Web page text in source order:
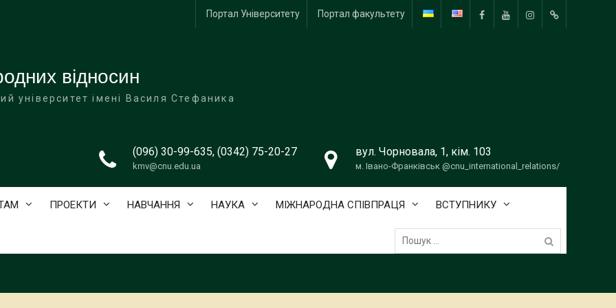
YouTubeInstagramTelegram
Портал Університету Портал факультету
відносин
університет імені Василя Стефаника
(096) 30-99-635, (0342) 75-20-27
kmv@cnu.edu.ua
вул. Чорновала, 1, кім. 103
м. Івано-Франківськ @cnu_international_relations/
ПРОЕКТИ НАВЧАННЯ НАУКА МІЖНАРОДНА СПІВПРАЦЯ ВСТУПНИКУ
Пошук: